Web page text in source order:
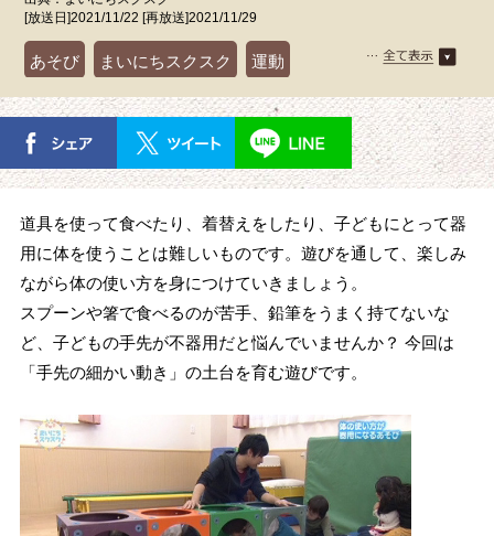
[放送日]2021/11/22 [再放送]2021/11/29
あそび まいにちスクスク 運動
道具を使って食べたり、着替えをしたり、子どもにとって器
用に体を使うことは難しいものです。遊びを通して、楽しみ
ながら体の使い方を身につけていきましょう。
スプーンや箸で食べるのが苦手、鉛筆をうまく持てないな
ど、子どもの手先が不器用だと悩んでいませんか？ 今回は
「手先の細かい動き」の土台を育む遊びです。